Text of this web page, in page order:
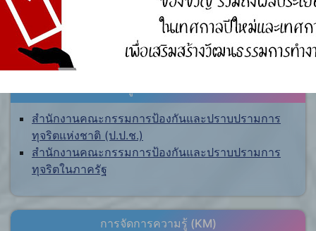
สำนักงานคณะกรรมการป้องกันและปราบปรามการ
ทุจริตแห่งชาติ (ป.ป.ช.)
สำนักงานคณะกรรมการป้องกันและปราบปรามการ
ทุจริตในภาครัฐ
การจัดการความรู้ (KM)